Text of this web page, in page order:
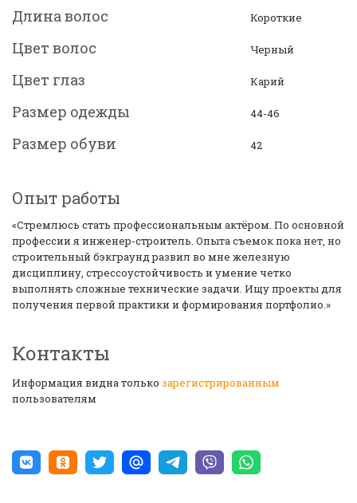
Длина волос Короткие
Цвет волос Черный
Цвет глаз Карий
Размер одежды 44-46
Размер обуви 42
Опыт работы
«Стремлюсь стать профессиональным актёром. По основной
профессии я инженер-строитель. Опыта съемок пока нет, но
строительный бэкграунд развил во мне железную
дисциплину, стрессоустойчивость и умение четко
выполнять сложные технические задачи. Ищу проекты для
получения первой практики и формирования портфолио.»
Контакты
Информация видна только зарегистрированным
пользователям